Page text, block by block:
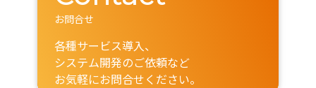
お問合せ
各種サービス導入、
システム開発のご依頼など
お気軽にお問合せください。